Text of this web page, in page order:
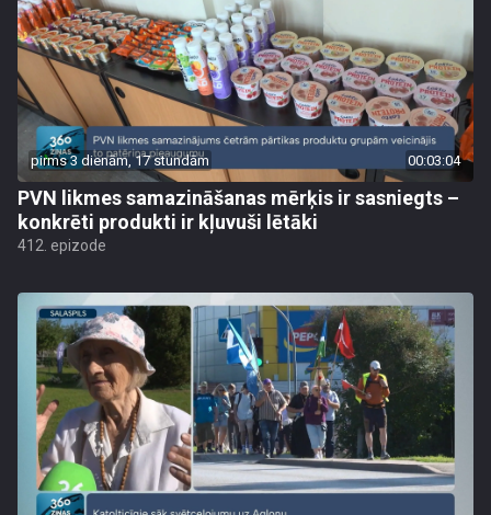
pirms 3 dienām, 17 stundām 00:03:04
PVN likmes samazināšanas mērķis ir sasniegts –
konkrēti produkti ir kļuvuši lētāki
412. epizode